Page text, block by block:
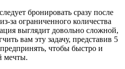
бронировать сразу после
за ограниченного количества
выглядит довольно сложной,
вам эту задачу, представив 5
чтобы быстро и
мечты.